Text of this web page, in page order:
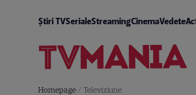
Știri TVSerialeStreamingCinemaVedete
Homepage/ Televiziune